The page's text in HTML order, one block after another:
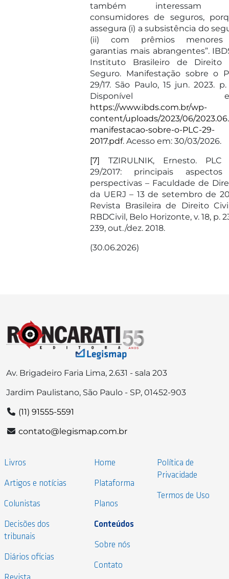
também interessam
consumidores de seguros,
assegura (i) a subsistência do
(ii) com prêmios
garantias mais abrangentes”.
Instituto Brasileiro de Direito
Seguro. Manifestação sobre o
29/17. São Paulo, 15 jun. 2023. p.
Disponível
https://www.ibds.com.br/wp-
content/uploads/2023/06/
manifestacao-sobre-o-PLC-29-
2017.pdf. Acesso em: 30/03/2026.
[7] TZIRULNIK, Ernesto. PLC
29/2017: principais
perspectivas – Faculdade de
da UERJ – 13 de setembro de
Revista Brasileira de Direito
RBDCivil, Belo Horizonte, v. 18, p.
239, out./dez. 2018.
(30.06.2026)
Av. Brigadeiro Faria Lima, 2.631 - sala 203
Jardim Paulistano, São Paulo - SP, 01452-903
(11) 91555-5591
contato@legismap.com.br
Livros
Artigos e notícias
Colunistas
Decisões dos
tribunais
Diários oficias
Home
Plataforma
Planos
Conteúdos
Sobre nós
Contato
Política de
Privacidade
Termos de Uso